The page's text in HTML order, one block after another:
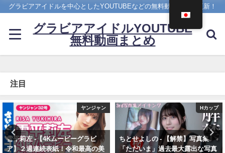
グラビアアイドルを中心としたYOUTUBEなどの無料動画を日々更新！
グラビアアイドルYOUTUBE
無料動画まとめ
注目
Hカップ
ちとせよしの - 【解禁】写真集
「ただいま」過去最大露出な写真
【兒玉遥公式】はるっぴちゃんねる
兒玉遥（2022年11月27日） | こだ
まちゃんねる【公式】さんより